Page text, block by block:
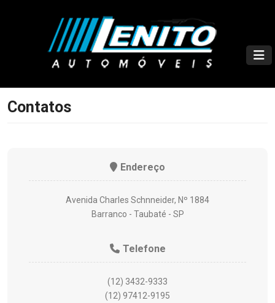
Contatos
Endereço
Avenida Charles Schnneider, Nº 1884
Barranco - Taubaté - SP
Telefone
(12) 3432-9333
(12) 97412-9195